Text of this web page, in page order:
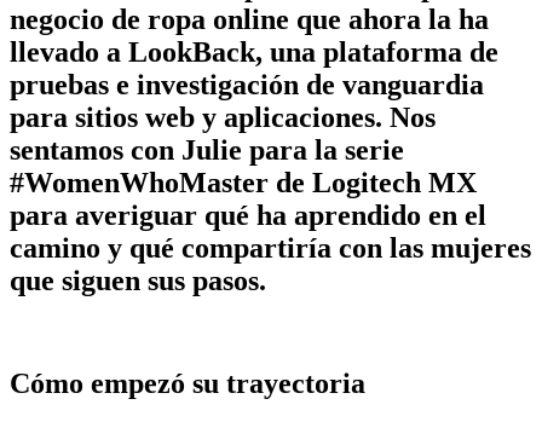
negocio de ropa online que ahora la ha
llevado a LookBack, una plataforma de
pruebas e investigación de vanguardia
para sitios web y aplicaciones. Nos
sentamos con Julie para la serie
#WomenWhoMaster de Logitech MX
para averiguar qué ha aprendido en el
camino y qué compartiría con las mujeres
que siguen sus pasos.
Cómo empezó su trayectoria